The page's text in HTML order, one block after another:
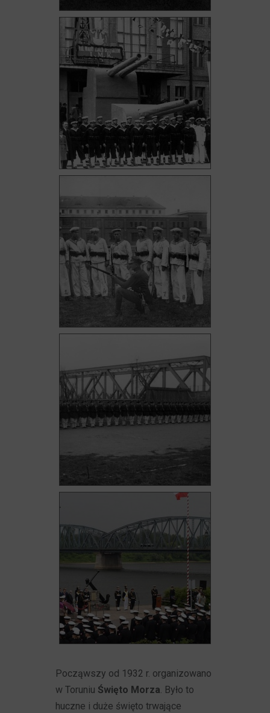
Począwszy od 1932 r. organizowano
w Toruniu Święto Morza. Było to
huczne i duże święto trwające